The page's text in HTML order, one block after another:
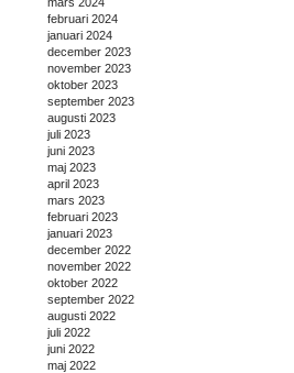
februari 2024
januari 2024
december 2023
november 2023
oktober 2023
september 2023
augusti 2023
juli 2023
juni 2023
maj 2023
april 2023
mars 2023
februari 2023
januari 2023
december 2022
november 2022
oktober 2022
september 2022
augusti 2022
juli 2022
juni 2022
maj 2022